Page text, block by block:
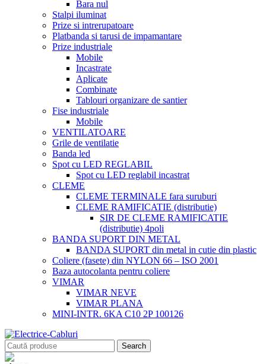
Bara nul
Stalpi iluminat
Prize si intrerupatoare
Platbanda si tarusi de impamantare
Prize industriale
Mobile
Incastrate
Aplicate
Combinate
Tablouri organizare de santier
Fise industriale
Mobile
VENTILATOARE
Grile de ventilatie
Banda led
Spot cu LED REGLABIL
Spot cu LED reglabil incastrat
CLEME
CLEME TERMINALE fara suruburi
CLEME RAMIFICATIE (distributie)
SIR DE CLEME RAMIFICATIE
(distributie) 4poli
BANDA SUPORT DIN METAL
BANDA SUPORT din metal in cutie din plastic
Coliere (fasete) din NYLON 66 – ISO 2001
Baza autocolanta pentru coliere
VIMAR
VIMAR NEVE
VIMAR PLANA
MINI-INTR. 6KA C10 2P 100126
Search